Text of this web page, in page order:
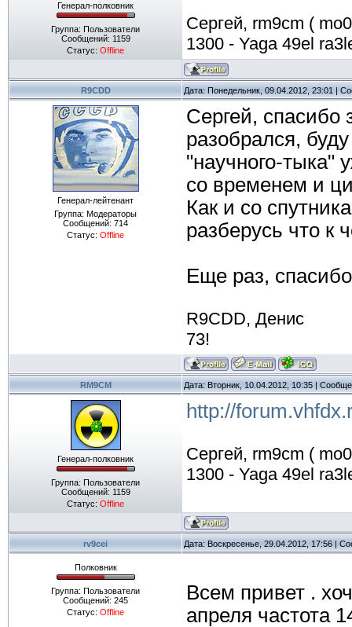
Генерал-полковник
Группа: Пользователи
Сообщений: 1159
Статус: Offline
Сергей, rm9cm (
1300 - Yaga 49el
R9CDD Дата: Понедельник, 09.04.2012, 23:01 |
Генерал-лейтенант
Группа: Модераторы
Сообщений: 714
Статус: Offline
Сергей, спасибо
разобрался,
"научного-тыка"
со временем и
Как и со
разберусь что к
Еще раз,
R9CDD, Денис
73!
RM9CM Дата: Вторник, 10.04.2012, 10:35 |
Генерал-полковник
Группа: Пользователи
Сообщений: 1159
Статус: Offline
http://
Сергей, rm9cm (
1300 - Yaga 49el
rv9cei Дата: Воскресенье, 29.04.2012, 17:56 |
Полковник
Группа: Пользователи
Сообщений: 245
Статус: Offline
Всем привет .
апреля